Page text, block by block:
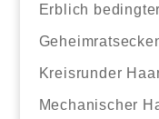
Erblich
Kreisrunder
Mechanischer